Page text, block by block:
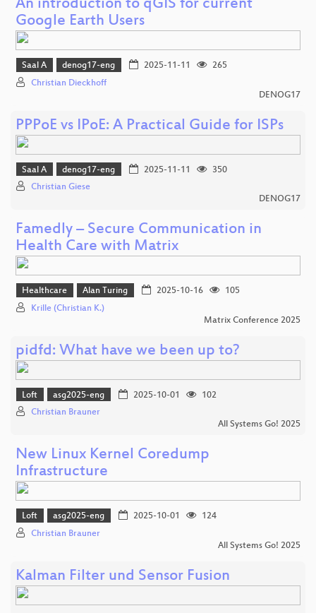
An introduction to qGIS for current
Google Earth Users
Saal A denog17-eng 2025-11-11
265
Christian Dieckhoff
DENOG17
PPPoE vs IPoE: A Practical Guide for ISPs
Saal A denog17-eng 2025-11-11
350
Christian Giese
DENOG17
Famedly – Secure Communication in
Health Care with Matrix
Healthcare Alan Turing 2025-10-16
105
Krille (Christian K.)
Matrix Conference 2025
pidfd: What have we been up to?
Loft asg2025-eng 2025-10-01
102
Christian Brauner
All Systems Go! 2025
New Linux Kernel Coredump
Infrastructure
Loft asg2025-eng 2025-10-01
124
Christian Brauner
All Systems Go! 2025
Kalman Filter und Sensor Fusion